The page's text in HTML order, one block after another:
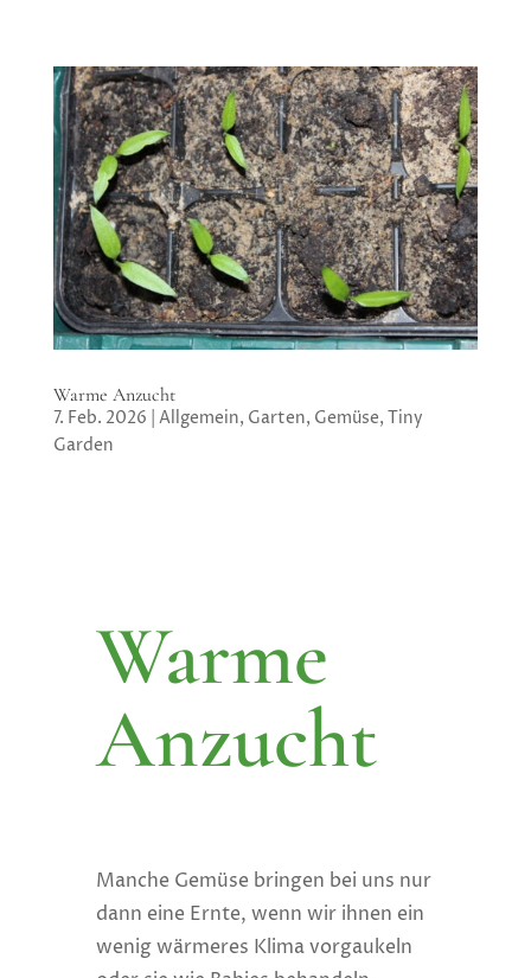
Warme Anzucht
7. Feb. 2026 Allgemein, Garten, Gemüse, Tiny
Garden
Warme
Anzucht
Manche Gemüse bringen bei uns nur
dann eine Ernte, wenn wir ihnen ein
wenig wärmeres Klima vorgaukeln